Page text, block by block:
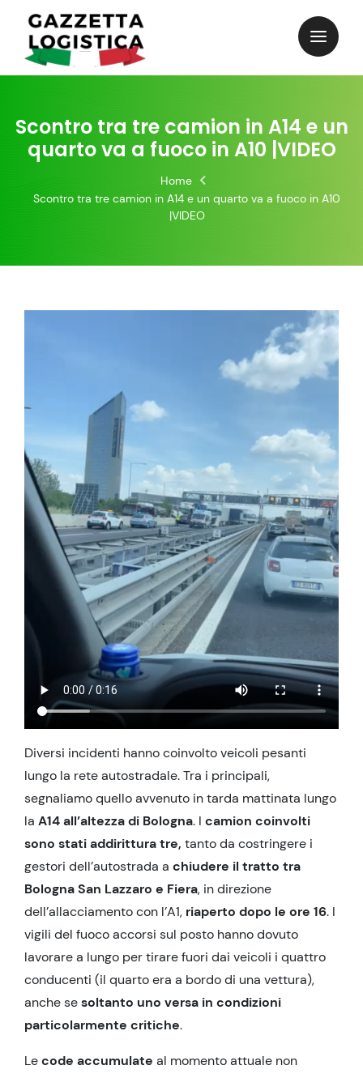
content
Scontro tra tre camion in A14 e un
quarto va a fuoco in A10 |VIDEO
Home
Scontro tra tre camion in A14 e un quarto va a fuoco in A10
|VIDEO
Diversi incidenti hanno coinvolto veicoli pesanti
lungo la rete autostradale. Tra i principali,
segnaliamo quello avvenuto in tarda mattinata lungo
la A14 all’altezza di Bologna. I camion coinvolti
sono stati addirittura tre, tanto da costringere i
gestori dell’autostrada a chiudere il tratto tra
Bologna San Lazzaro e Fiera, in direzione
dell’allacciamento con l’A1, riaperto dopo le ore 16. I
vigili del fuoco accorsi sul posto hanno dovuto
lavorare a lungo per tirare fuori dai veicoli i quattro
conducenti (il quarto era a bordo di una vettura),
anche sesoltanto uno versa in condizioni
particolarmente critiche.
Lecode accumulate al momento attuale non